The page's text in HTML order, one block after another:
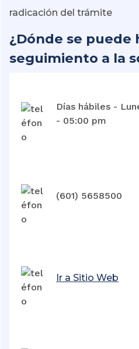
radicación del trámite
¿Dónde se puede
seguimiento a la
Días hábiles -
- 05:00 pm
(601) 5658500
Ir a Sitio Web